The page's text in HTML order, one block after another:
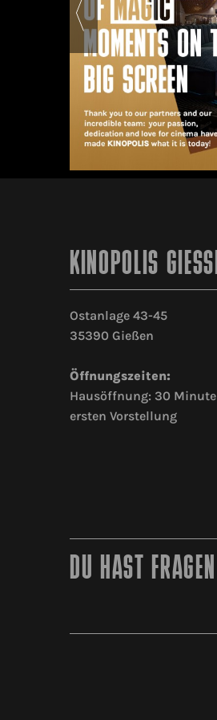
KINOPOLIS
Ostanlage 43-45
35390 Gießen
Öffnungszeiten:
Hausöffnung: 30
ersten Vorstellung
DU HAST